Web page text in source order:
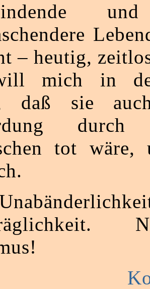
– heutig,
mich in
daß sie
tot wäre,